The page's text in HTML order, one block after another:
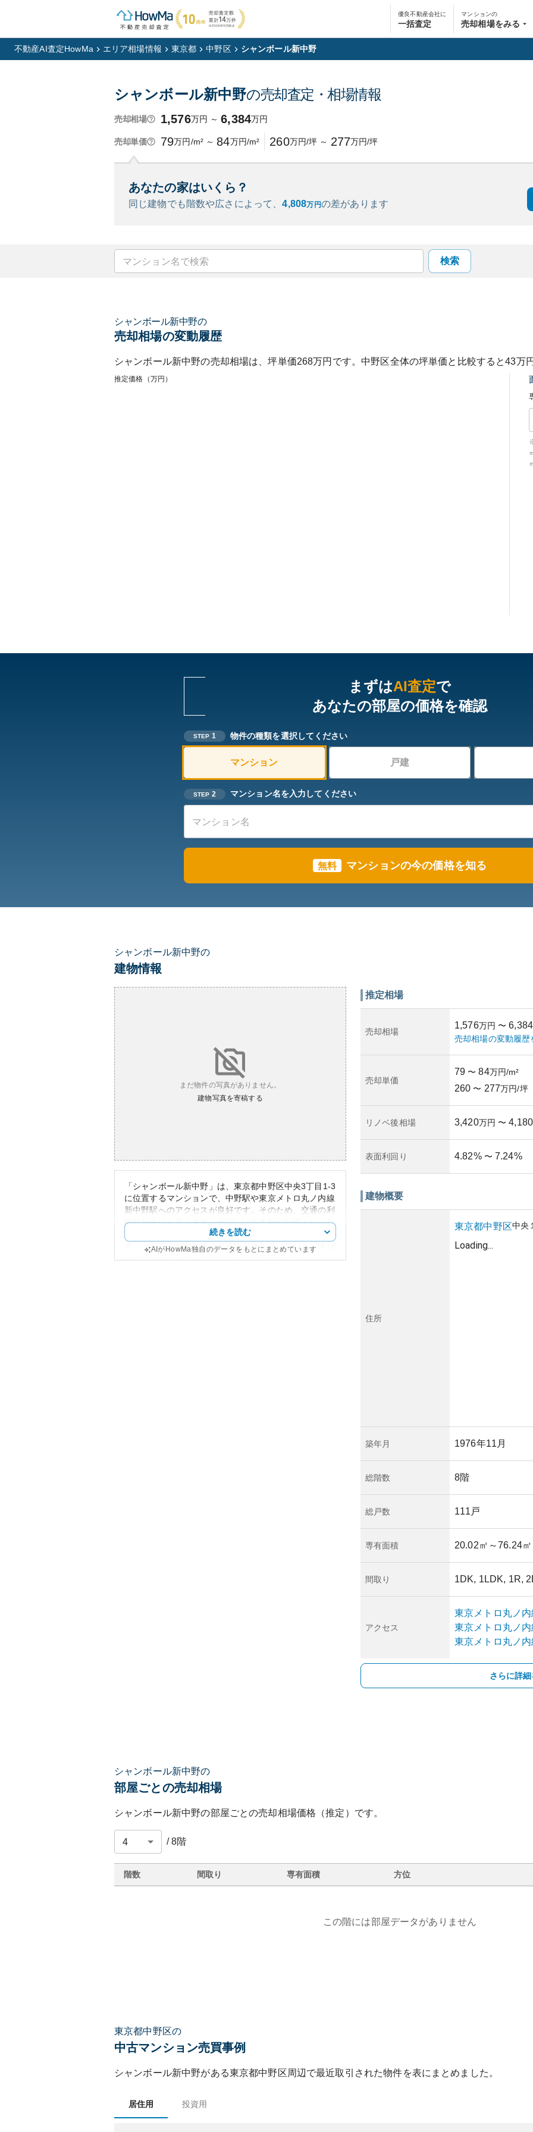
優良不動産会社に
一括査定
マンションの
売却相場をみる
不動産AI査定HowMa エリア相場情報 東京都 中野区 シャンボール新中野
シャンボール新中野の売却査定・相場情報
売却相場 1,576万円 ～ 6,384万円
売却単価 79万円/m² ～ 84万円/m² 260万円/坪 ～ 277万円/坪
あなたの家はいくら？
同じ建物でも階数や広さによって、4,808万円の差があります
検索
シャンボール新中野の
売却相場の変動履歴
シャンボール新中野の売却相場は、坪単価268万円です。中野区全体の坪単価と比較すると43万
推定価格（万円）
まずはAI査定で
あなたの部屋の価格を確認
STEP 1 物件の種類を選択してください
マンション 戸建
STEP 2 マンション名を入力してください
無料 マンションの今の価格を知る
シャンボール新中野の
建物情報
まだ物件の写真がありません。
建物写真を寄稿する
「シャンボール新中野」は、東京都中野区中央3丁目1-3
に位置するマンションで、中野駅や東京メトロ丸ノ内線
新中野駅へのアクセスが良好です。そのため、交通の利
便性が高いと言えます。周辺には図書館や公園といった
施設が徒歩圏内にあり、暮らしやすい環境が整っていま
す。一方で、地域全体の雰囲気が落ち着いていて、休日
続きを読む
AIがHowMa独自のデータをもとにまとめています
推定相場
売却相場
1,576万円 〜 6,384
売却相場の変動履歴
売却単価
79 〜 84万円/m²
260 〜 277万円/坪
リノベ後相場 3,420万円 〜 4,180
表面利回り 4.82% 〜 7.24%
建物概要
住所
東京都中野区中央
Loading...
築年月 1976年11月
総階数 8階
総戸数 111戸
専有面積 20.02㎡ ～76.24㎡
間取り 1DK, 1LDK, 1R,
アクセス
東京メトロ丸ノ
東京メトロ丸ノ
東京メトロ丸ノ
さらに詳
シャンボール新中野の
部屋ごとの売却相場
シャンボール新中野の部屋ごとの売却相場価格（推定）です。
/8階
階数 間取り 専有面積 方位
この階には部屋データがありません
東京都中野区の
中古マンション売買事例
シャンボール新中野がある東京都中野区周辺で最近取引された物件を表にまとめました。
居住用 投資用